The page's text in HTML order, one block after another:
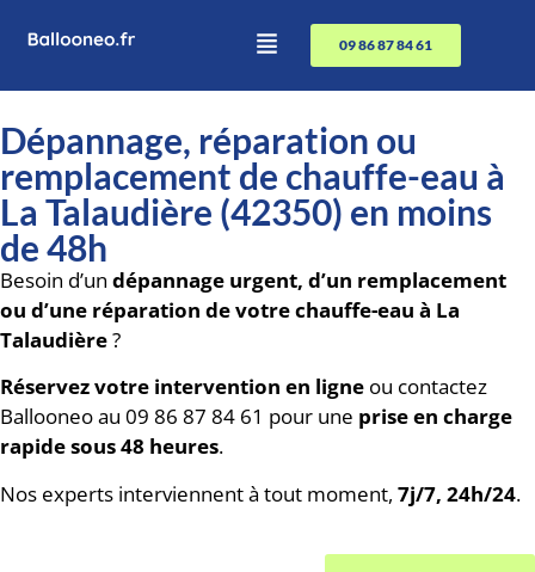
09 86 87 84 61
Dépannage, réparation ou
remplacement de chauffe-eau à
La Talaudière (42350) en moins
de 48h
Besoin d’un dépannage urgent, d’un remplacement
ou d’une réparation de votre chauffe-eau à La
Talaudière?
Réservez votre intervention en ligne ou contactez
Ballooneo au 09 86 87 84 61 pour une prise en charge
rapide sous 48 heures.
Nos experts interviennent à tout moment, 7j/7, 24h/24.